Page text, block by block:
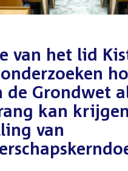
van het lid
de Grondwet
kan
van